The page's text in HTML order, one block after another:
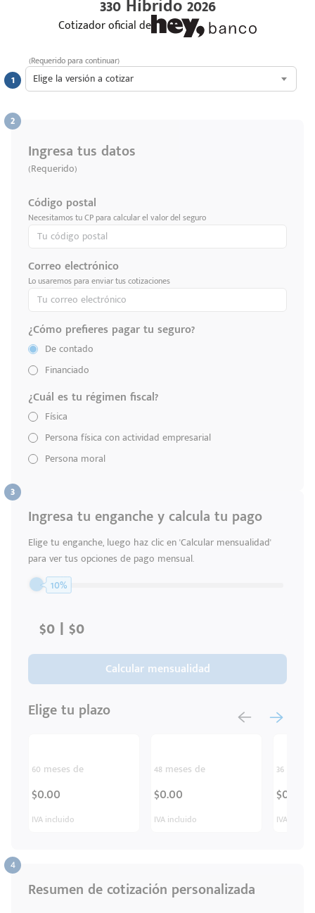
330 Híbrido 2026
Cotizador oficial de
Elige la versión a cotizar
(Requerido para continuar)
Ingresa tus datos
(Requerido)
Código postal
Necesitamos tu CP para calcular el valor del seguro
Correo electrónico
Lo usaremos para enviar tus cotizaciones
¿Cómo prefieres pagar tu seguro?
De contado
Financiado
¿Cuál es tu régimen fiscal?
Física
Persona física con actividad empresarial
Persona moral
Ingresa tu enganche y calcula tu pago
Elige tu enganche, luego haz clic en 'Calcular mensualidad'
para ver tus opciones de pago mensual.
10%
Calcular mensualidad
Elige tu plazo
60 meses de
$0.00
IVA incluido
48 meses de
$0.00
IVA incluido
36
$0.00
IVA
Resumen de cotización personalizada